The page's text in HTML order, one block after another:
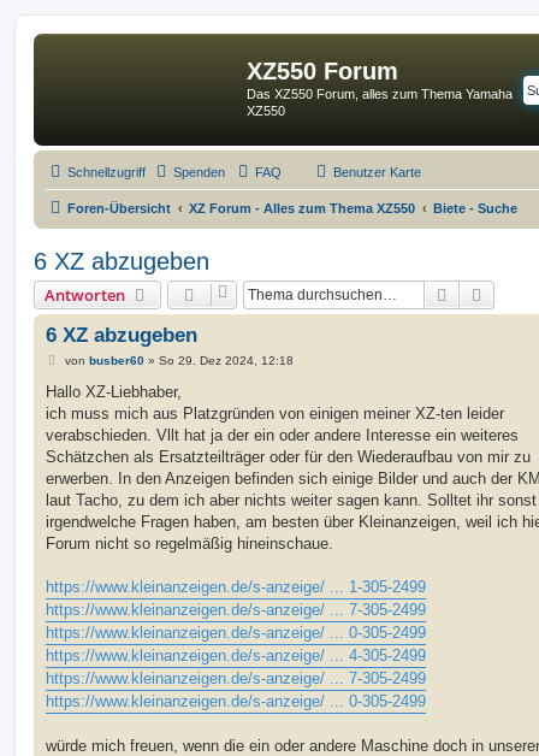
XZ550 Forum
Das XZ550 Forum, alles zum Thema Yamaha
XZ550
Schnellzugriff Spenden FAQ Benutzer Karte
Foren-Übersicht XZ Forum - Alles zum Thema XZ550 Biete - Suche
6 XZ abzugeben
Antworten Suche
6 XZ abzugeben
B
i
r
a
von busber60» So 29. Dez 2024, 12:18
Hallo XZ-Liebhaber,
ich muss mich aus Platzgründen von einigen meiner XZ-ten leider
verabschieden. Vllt hat ja der ein oder andere Interesse ein weiteres
Schätzchen als Ersatzteilträger oder für den Wiederaufbau von mir zu
erwerben. In den Anzeigen befinden sich einige Bilder und auch der
laut Tacho, zu dem ich aber nichts weiter sagen kann. Solltet ihr sonst
irgendwelche Fragen haben, am besten über Kleinanzeigen, weil ich
Forum nicht so regelmäßig hineinschaue.
https://www.kleinanzeigen.de/s-anzeige/ ... 1-305-2499
https://www.kleinanzeigen.de/s-anzeige/ ... 7-305-2499
https://www.kleinanzeigen.de/s-anzeige/ ... 0-305-2499
https://www.kleinanzeigen.de/s-anzeige/ ... 4-305-2499
https://www.kleinanzeigen.de/s-anzeige/ ... 7-305-2499
https://www.kleinanzeigen.de/s-anzeige/ ... 0-305-2499
würde mich freuen, wenn die ein oder andere Maschine doch in